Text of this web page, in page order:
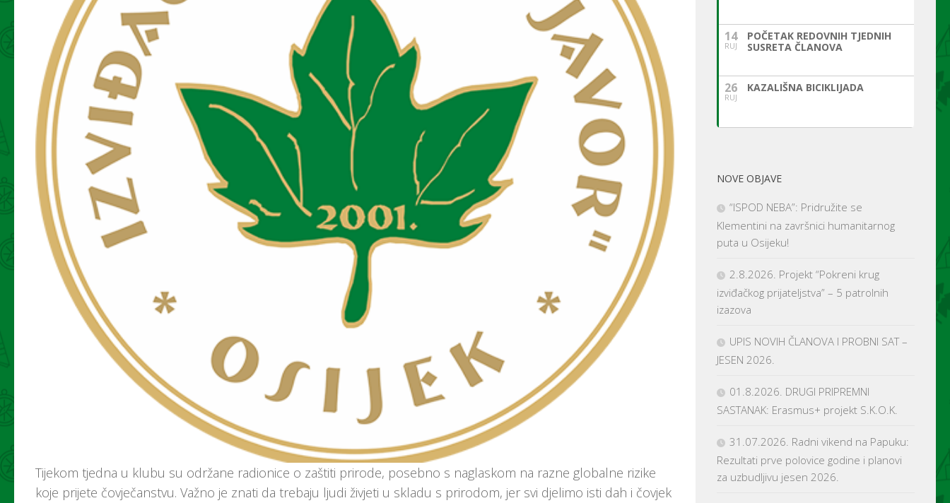
Tijekom tjedna u klubu su održane radionice o zaštiti prirode, posebno s naglaskom na razne globalne rizike
koje prijete čovječanstvu. Važno je znati da trebaju ljudi živjeti u skladu s prirodom, jer svi djelimo isti dah i čovjek
14
RUJ
POČETAK REDOVNIH TJEDNIH
SUSRETA ČLANOVA
26
RUJ
KAZALIŠNA BICIKLIJADA
NOVE OBJAVE
“ISPOD NEBA”: Pridružite se
Klementini na završnici humanitarnog
puta u Osijeku!
2.8.2026. Projekt “Pokreni krug
izviđačkog prijateljstva” – 5 patrolnih
izazova
UPIS NOVIH ČLANOVA I PROBNI SAT –
JESEN 2026.
01.8.2026. DRUGI PRIPREMNI
SASTANAK: Erasmus+ projekt S.K.O.K.
31.07.2026. Radni vikend na Papuku:
Rezultati prve polovice godine i planovi
za uzbudljivu jesen 2026.